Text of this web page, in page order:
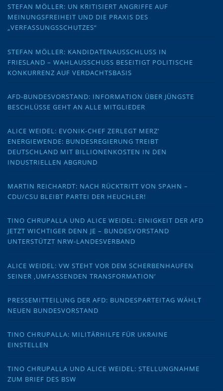
STEFAN MÖLLER: UN KRITISIERT ANGRIFFE AUF
MEINUNGSFREIHEIT UND DIE PRAXIS DES
„VERFASSUNGSSCHUTZES“
STEFAN MÖLLER: KANDIDATENAUSSCHLUSS IN
FRIESLAND – WAHLAUSSCHUSS BESEITIGT POLITISCHE
KONKURRENZ AUF VERDACHTSBASIS
AFD-BUNDESVORSTAND: INFORMATION ÜBER JÜNGSTE
BESCHLÜSSE GEHT AN ALLE MITGLIEDER
ALICE WEIDEL: EVONIK-CHEF ZERLEGT MERZ‘
ENERGIEWENDE: BUNDESREGIERUNG TREIBT
DEUTSCHLAND MIT BILLIONENKOSTEN IN DEN
INDUSTRIELLEN ABGRUND
MARTIN REICHARDT: NACH RÜCKTRITT VON SPAHN –
CDU/CSU BLEIBT PARTEI DER HEUCHLER!
TINO CHRUPALLA UND ALICE WEIDEL: EINIGKEIT DER AFD
JETZT WICHTIGER DENN JE – BUNDESVORSTAND
UNTERSTÜTZT NRW-LANDESVERBAND
ALICE WEIDEL: VW STEHT VOR DEM SCHERBENHAUFEN
SEINER ‚UMFASSENDEN TRANSFORMATION‘
PRESSEMITTEILUNG DER AFD: BUNDESPARTEITAG WÄHLT
NEUEN BUNDESVORSTAND
TINO CHRUPALLA: MILITÄRHILFE FÜR UKRAINE
EINSTELLEN
TINO CHRUPALLA UND ALICE WEIDEL: STELLUNGNAHME
ZUM BRIEF DES BSW